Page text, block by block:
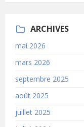
ARCHIVES
mai 2026
mars 2026
septembre 2025
août 2025
juillet 2025